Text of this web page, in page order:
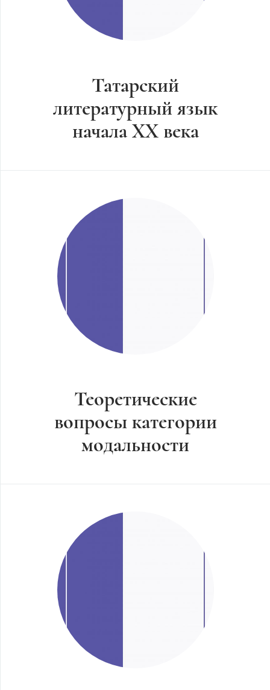
Татарский
литературный язык
начала XX века
Теоретические
вопросы категории
модальности